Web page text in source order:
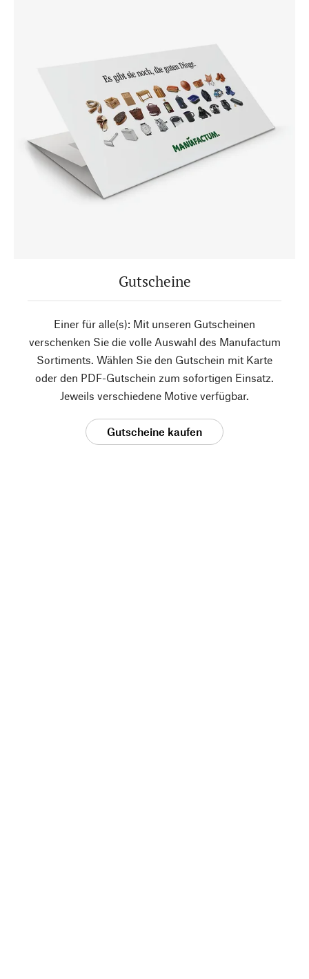
Gutscheine
Einer für alle(s): Mit unseren Gutscheinen
verschenken Sie die volle Auswahl des Manufactum
Sortiments. Wählen Sie den Gutschein mit Karte
oder den PDF-Gutschein zum sofortigen Einsatz.
Jeweils verschiedene Motive verfügbar.
Gutscheine kaufen